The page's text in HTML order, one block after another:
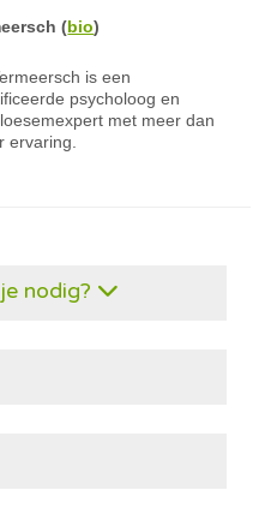
(bio)
is een
psycholoog en
met meer dan
ervaring.
nodig?